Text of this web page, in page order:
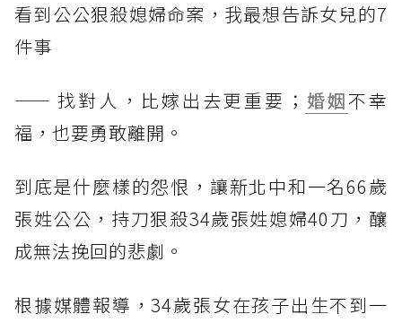
看到公公狠殺媳婦命案，我最想告訴女兒的7
件事
—— 找對人，比嫁出去更重要； 婚姻不幸
福，也要勇敢離開。
到底是什麼樣的怨恨，讓新北中和一名66歲
張姓公公，持刀狠殺34歲張姓媳婦40刀，釀
成無法挽回的悲劇。
根據媒體報導，34歲張女在孩子出生不到一